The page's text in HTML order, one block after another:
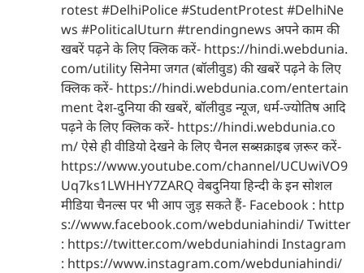
rotest #DelhiPolice #StudentProtest #DelhiNe
ws #PoliticalUturn #trendingnews अपने काम की
खबरें पढ़ने के लिए क्लिक करें- https://hindi.webdunia.
com/utility सिनेमा जगत (बॉलीवुड) की खबरें पढ़ने के लिए
क्लिक करें- https://hindi.webdunia.com/entertain
ment देश-दुनिया की खबरें, बॉलीवुड न्यूज, धर्म-ज्योतिष आदि
पढ़ने के लिए क्लिक करें- https://hindi.webdunia.co
m/ ऐसे ही वीडियो देखने के लिए चैनल सब्सक्राइब ज़रूर करें-
https://www.youtube.com/channel/UCUwiVO9
Uq7ks1LWHHY7ZARQ वेबदुनिया हिन्दी के इन सोशल
मीडिया चैनल्स पर भी आप जुड़ सकते हैं- Facebook : http
s://www.facebook.com/webduniahindi/ Twitter
: https://twitter.com/webduniahindi Instagram
: https://www.instagram.com/webduniahindi/